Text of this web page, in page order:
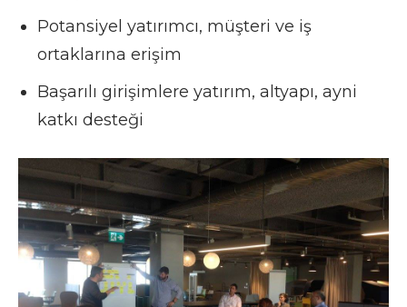
Potansiyel yatırımcı, müşteri ve iş
ortaklarına erişim
Başarılı girişimlere yatırım, altyapı, ayni
katkı desteği